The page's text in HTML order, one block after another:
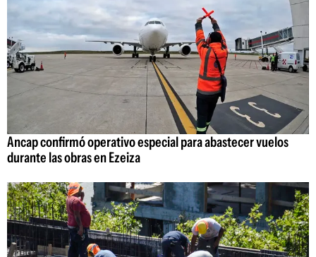
Ancap confirmó operativo especial para abastecer vuelos
durante las obras en Ezeiza